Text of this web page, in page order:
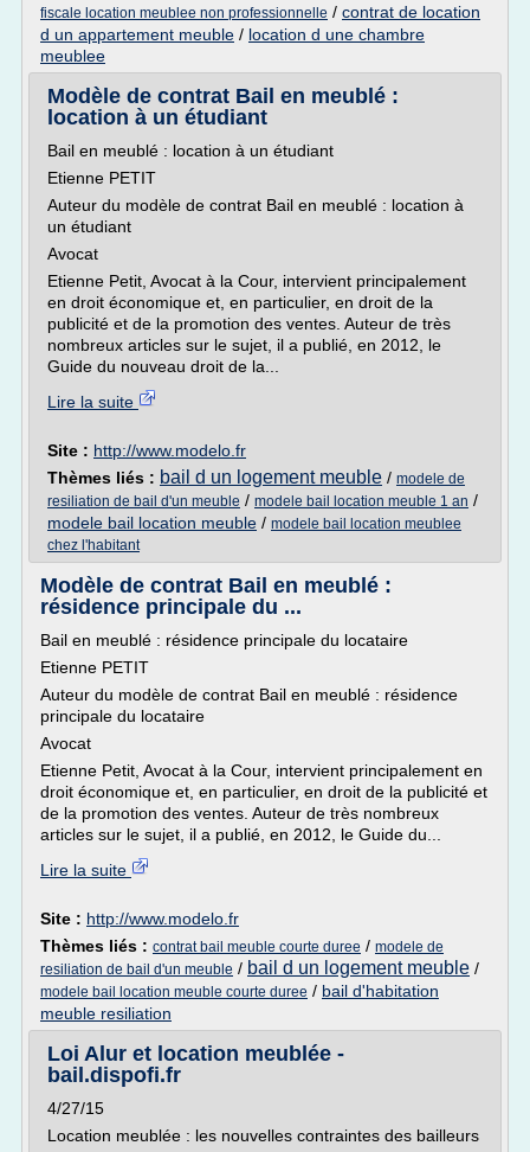
fiscale location meublee non professionnelle / contrat de location
d un appartement meuble / location d une chambre
meublee
Modèle de contrat Bail en meublé :
location à un étudiant
Bail en meublé : location à un étudiant
Etienne PETIT
Auteur du modèle de contrat Bail en meublé : location à
un étudiant
Avocat
Etienne Petit, Avocat à la Cour, intervient principalement
en droit économique et, en particulier, en droit de la
publicité et de la promotion des ventes. Auteur de très
nombreux articles sur le sujet, il a publié, en 2012, le
Guide du nouveau droit de la...
Lire la suite
Site : http://www.modelo.fr
Thèmes liés : bail d un logement meuble / modele de
resiliation de bail d'un meuble / modele bail location meuble 1 an /
modele bail location meuble / modele bail location meublee
chez l'habitant
Modèle de contrat Bail en meublé :
résidence principale du ...
Bail en meublé : résidence principale du locataire
Etienne PETIT
Auteur du modèle de contrat Bail en meublé : résidence
principale du locataire
Avocat
Etienne Petit, Avocat à la Cour, intervient principalement en
droit économique et, en particulier, en droit de la publicité et
de la promotion des ventes. Auteur de très nombreux
articles sur le sujet, il a publié, en 2012, le Guide du...
Lire la suite
Site : http://www.modelo.fr
Thèmes liés : contrat bail meuble courte duree / modele de
resiliation de bail d'un meuble / bail d un logement meuble /
modele bail location meuble courte duree / bail d'habitation
meuble resiliation
Loi Alur et location meublée -
bail.dispofi.fr
4/27/15
Location meublée : les nouvelles contraintes des bailleurs